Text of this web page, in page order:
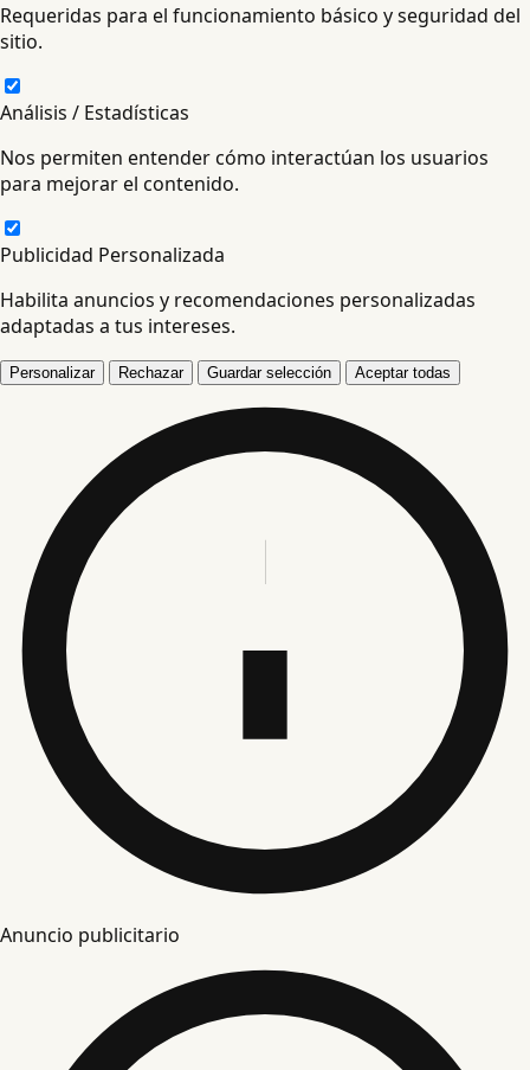
Requeridas para el funcionamiento básico y seguridad del
sitio.
Análisis / Estadísticas
Nos permiten entender cómo interactúan los usuarios
para mejorar el contenido.
Publicidad Personalizada
Habilita anuncios y recomendaciones personalizadas
adaptadas a tus intereses.
Personalizar Rechazar Guardar selección Aceptar todas
Anuncio publicitario